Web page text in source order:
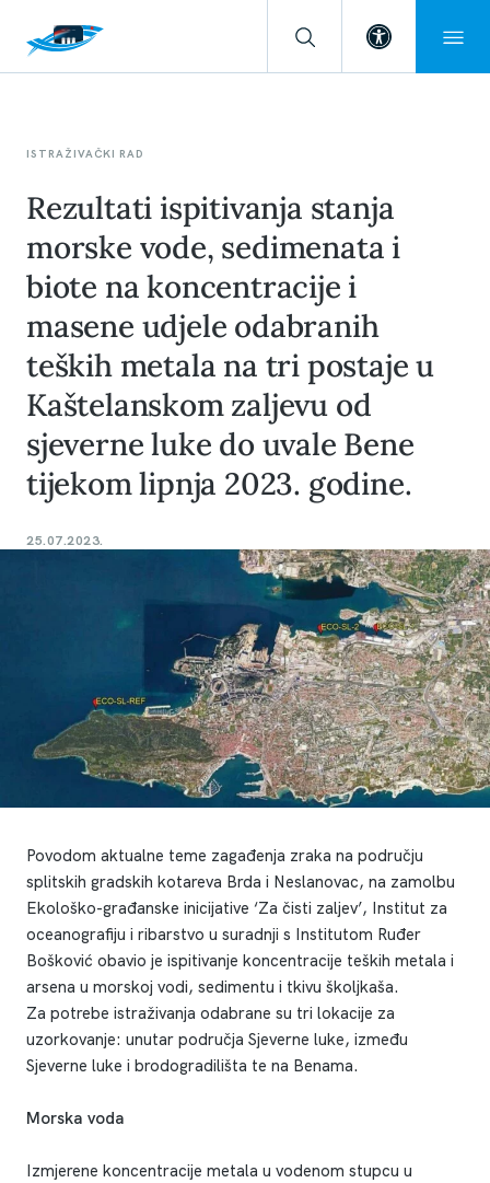
Open
ISTRAŽIVAČKI RAD
Rezultati ispitivanja stanja
morske vode, sedimenata i
biote na koncentracije i
masene udjele odabranih
teških metala na tri postaje u
Kaštelanskom zaljevu od
sjeverne luke do uvale Bene
tijekom lipnja 2023. godine.
25.07.2023.
Povodom aktualne teme zagađenja zraka na području
splitskih gradskih kotareva Brda i Neslanovac, na zamolbu
Ekološko-građanske inicijative ‘Za čisti zaljev’, Institut za
oceanografiju i ribarstvo u suradnji s Institutom Ruđer
Bošković obavio je ispitivanje koncentracije teških metala i
arsena u morskoj vodi, sedimentu i tkivu školjkaša.
Za potrebe istraživanja odabrane su tri lokacije za
uzorkovanje: unutar područja Sjeverne luke, između
Sjeverne luke i brodogradilišta te na Benama.
Morska voda
Izmjerene koncentracije metala u vodenom stupcu u